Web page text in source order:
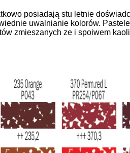
posiadają stu letnie
uwalnianie kolorów.
zmieszanych ze i spoiwem